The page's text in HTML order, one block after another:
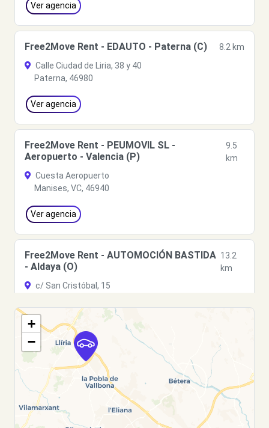
Ver agencia
Free2Move Rent - EDAUTO - Paterna (C)
8.2 km
Calle Ciudad de Liria, 38 y 40
Paterna, 46980
Ver agencia
Free2Move Rent - PEUMOVIL SL -
Aeropuerto - Valencia (P)
9.5
km
Cuesta Aeropuerto
Manises, VC, 46940
Ver agencia
Free2Move Rent - AUTOMOCIÓN BASTIDA
- Aldaya (O)
13.2
km
c/ San Cristóbal, 15
Ver agencia
Free2Move Rent - FERTO, S.A. - Torrent
Carrer del Mas del Jutge
Torrent, VC, 46900
+
−